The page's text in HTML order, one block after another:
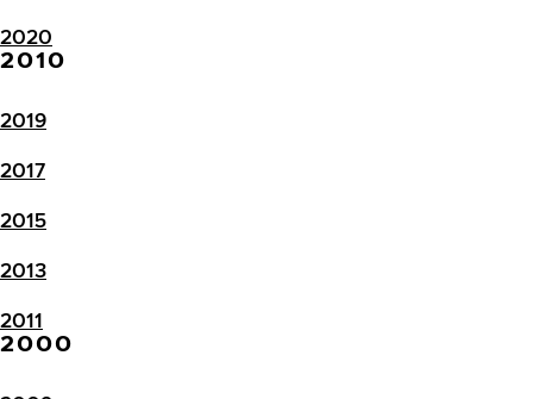
2020
2010
2019
2017
2015
2013
2011
2000